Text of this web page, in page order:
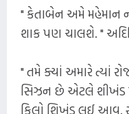
" કેતાબેન અમે મહેમાન
શાક પણ ચાલશે. "
" તમે ક્યાં અમારે ત્યાં
સિઝન છે એટલે શીખંડ
કિલો શિખંડ લઈ આવ.